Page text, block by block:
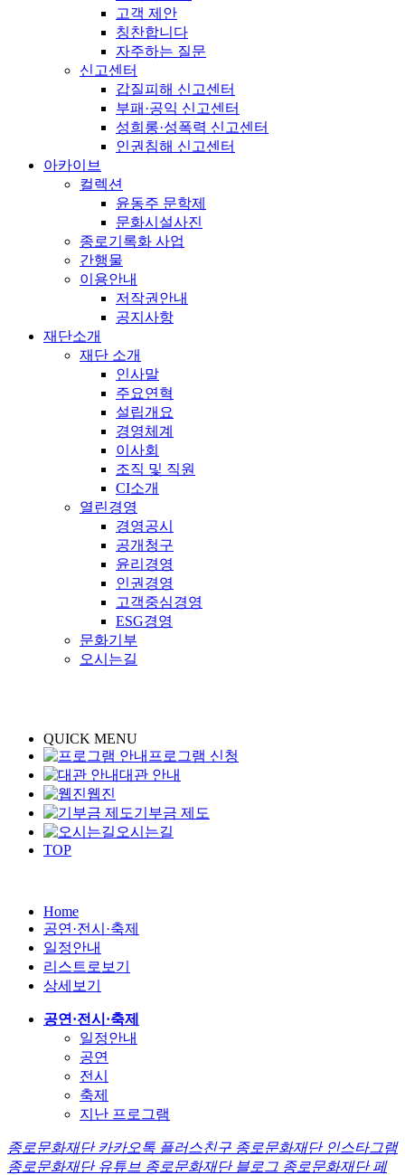
고객 제안
칭찬합니다
자주하는 질문
신고센터
갑질피해 신고센터
부패·공익 신고센터
성희롱·성폭력 신고센터
인권침해 신고센터
아카이브
컬렉션
윤동주 문학제
문화시설사진
종로기록화 사업
간행물
이용안내
저작권안내
공지사항
재단소개
재단 소개
인사말
주요연혁
설립개요
경영체계
이사회
조직 및 직원
CI소개
열린경영
경영공시
공개청구
윤리경영
인권경영
고객중심경영
ESG경영
문화기부
오시는길
QUICK MENU
프로그램 신청
대관 안내
웹진
기부금 제도
오시는길
TOP
Home
공연·전시·축제
일정안내
리스트로보기
상세보기
공연·전시·축제
일정안내
공연
전시
축제
지난 프로그램
종로문화재단 카카오톡 플러스친구 종로문화재단 인스타그램
종로문화재단 유튜브 종로문화재단 블로그 종로문화재단 페